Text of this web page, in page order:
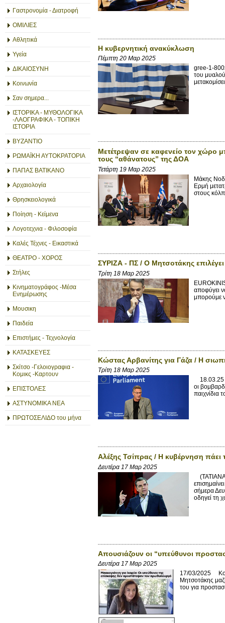
Γαστρονομία - Διατροφή
ΟΜΙΛΙΕΣ
Αθλητικά
Υγεία
ΔΙΚΑΙΟΣΥΝΗ
Κοινωνία
Σαν σημερα...
ΙΣΤΟΡΙΚΑ - ΜΥΘΟΛΟΓΙΚΑ
-ΛΑΟΓΡΑΦΙΚΑ - ΤΟΠΙΚΗ
ΙΣΤΟΡΙΑ
ΒΥΖΑΝΤΙΟ
ΡΩΜΑΪΚΗ ΑΥΤΟΚΡΑΤΟΡΙΑ
ΠΑΠΑΣ ΒΑΤΙΚΑΝΟ
Αρχαιολογία
Θρησκειολογικά
Ποίηση - Κείμενα
Λογοτεχνια - Φιλοσοφία
Καλές Τέχνες - Εικαστικά
ΘΕΑΤΡΟ - ΧΟΡΟΣ
Στήλες
Κινηματογράφος -Μέσα
Ενημέρωσης
Μουσικη
Παιδεία
Επιστήμες - Τεχνολογία
ΚΑΤΑΣΚΕΥΕΣ
Σκίτσο -Γελοιογραφια -
Κομικς -Καρτουν
ΕΠΙΣΤΟΛΕΣ
ΑΣΤΥΝΟΜΙΚΑ ΝΕΑ
ΠΡΩΤΟΣΕΛΙΔΟ του μήνα
Η κυβερνητική ανακύκλωση
Πέμπτη 20 Μαρ 2025
gree-1-
του
Μετέτρεψαν σε καφενείο τον χώρο
τους “αθάνατους” της ΔΟΑ
Τετάρτη 19 Μαρ 2025
Μάκης
Ερμή
στους
ΣΥΡΙΖΑ - ΠΣ / Ο Μητσοτάκης
Τρίτη 18 Μαρ 2025
αποφύγει
μπορούμε
Κώστας Αρβανίτης για Γάζα / Η
Τρίτη 18 Μαρ 2025
18.03.25
οι
παιχνίδια
Αλέξης Τσίπρας / Η κυβέρνηση πάει
Δευτέρα 17 Μαρ 2025
(ΤΑΤΙΑΝΑ
σήμερα
οδηγεί τη
Απουσιάζουν οι “υπεύθυνοι
Δευτέρα 17 Μαρ 2025
17/03/2025
Μητσοτάκης
του για